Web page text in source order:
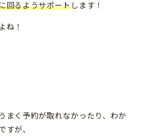
回るようサポートします！
ね！
まく予約が取れなかったり、わか
すが、